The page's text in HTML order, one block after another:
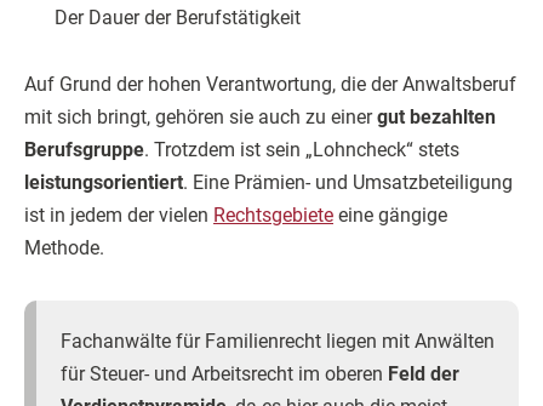
Der Dauer der Berufstätigkeit
Auf Grund der hohen Verantwortung, die der Anwaltsberuf
mit sich bringt, gehören sie auch zu einergut bezahlten
Berufsgruppe. Trotzdem ist sein „Lohncheck“ stets
leistungsorientiert. Eine Prämien- und Umsatzbeteiligung
ist in jedem der vielen Rechtsgebiete eine gängige
Methode.
Fachanwälte für Familienrecht liegen mit Anwälten
für Steuer- und Arbeitsrecht im oberen Feld der